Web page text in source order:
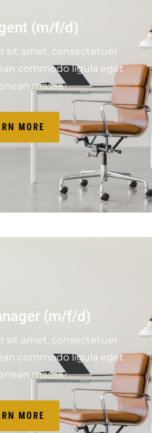
(m/f/d)
sit amet, consectetuer
commodo ligula eget
massa.
MORE
(m/f/d)
sit amet, consectetuer
commodo ligula eget
massa.
MORE